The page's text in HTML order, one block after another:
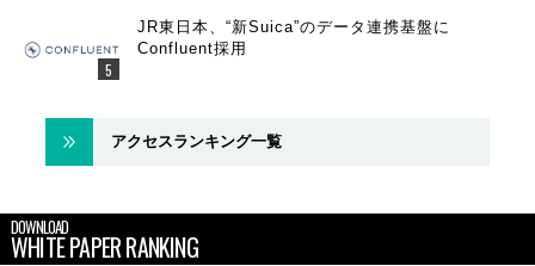
JR東日本、“新Suica”のデータ連携基盤に
Confluent採用
アクセスランキング一覧
DOWNLOAD
WHITE PAPER RANKING